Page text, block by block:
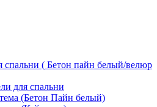
спальни ( Бетон пайн белый/велюр
для спальни
(Бетон Пайн белый)